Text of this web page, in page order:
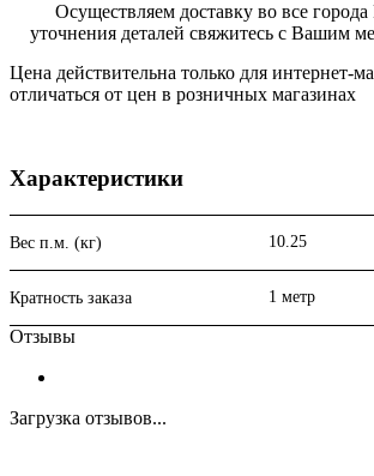
Осуществляем доставку во все
уточнения деталей свяжитесь с Вашим
Цена действительна только для интернет-
отличаться от цен в розничных магазинах
Характеристики
Вес п.м. (кг) 10.25
Кратность заказа 1 метр
Отзывы
Загрузка отзывов...